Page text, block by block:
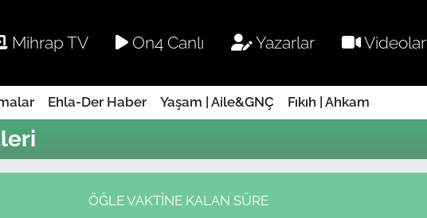
Mihrap TV On4 Canlı Yazarlar Videolar
Ehla-Der Haber Yaşam | Aile&GNÇ Fıkıh | Ahkam
ÖĞLE VAKTINE KALAN SÜRE